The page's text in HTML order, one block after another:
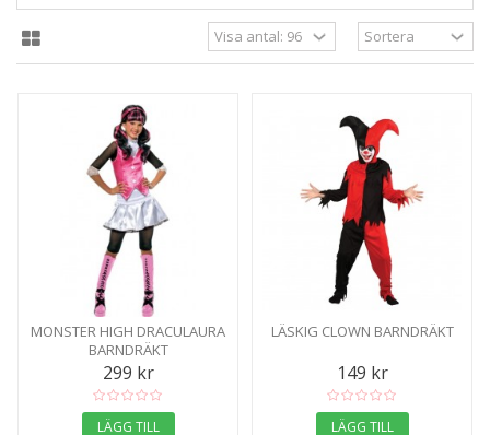
MONSTER HIGH DRACULAURA
BARNDRÄKT
299 kr
LÄGG TILL
LÄSKIG CLOWN BARNDRÄKT
149 kr
LÄGG TILL